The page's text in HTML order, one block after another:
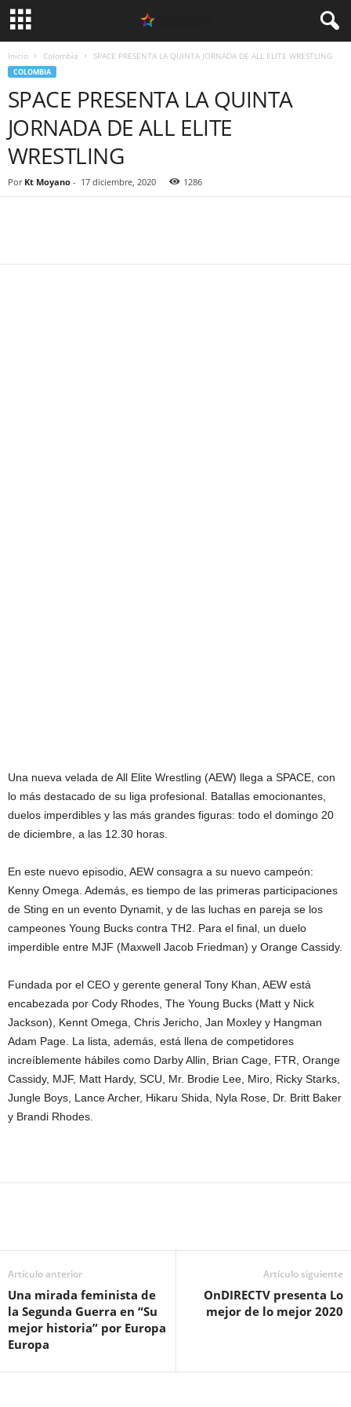
Inicio Colombia SPACE PRESENTA LA QUINTA JORNADA DE ALL ELITE WRESTLING
COLOMBIA
SPACE PRESENTA LA QUINTA
JORNADA DE ALL ELITE
WRESTLING
Por Kt Moyano - 17 diciembre, 2020 1286
Una nueva velada de All Elite Wrestling (AEW) llega a SPACE, con
lo más destacado de su liga profesional. Batallas emocionantes,
duelos imperdibles y las más grandes figuras: todo el domingo 20
de diciembre, a las 12.30 horas.
En este nuevo episodio, AEW consagra a su nuevo campeón:
Kenny Omega. Además, es tiempo de las primeras participaciones
de Sting en un evento Dynamit, y de las luchas en pareja se los
campeones Young Bucks contra TH2. Para el final, un duelo
imperdible entre MJF (Maxwell Jacob Friedman) y Orange Cassidy.
Fundada por el CEO y gerente general Tony Khan, AEW está
encabezada por Cody Rhodes, The Young Bucks (Matt y Nick
Jackson), Kennt Omega, Chris Jericho, Jan Moxley y Hangman
Adam Page. La lista, además, está llena de competidores
increíblemente hábiles como Darby Allin, Brian Cage, FTR, Orange
Cassidy, MJF, Matt Hardy, SCU, Mr. Brodie Lee, Miro, Ricky Starks,
Jungle Boys, Lance Archer, Hikaru Shida, Nyla Rose, Dr. Britt Baker
y Brandi Rhodes.
Artículo anterior
Una mirada feminista de
la Segunda Guerra en “Su
mejor historia” por Europa
Europa
Artículo siguiente
OnDIRECTV presenta Lo
mejor de lo mejor 2020